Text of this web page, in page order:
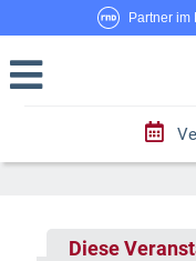
Partner im
Diese